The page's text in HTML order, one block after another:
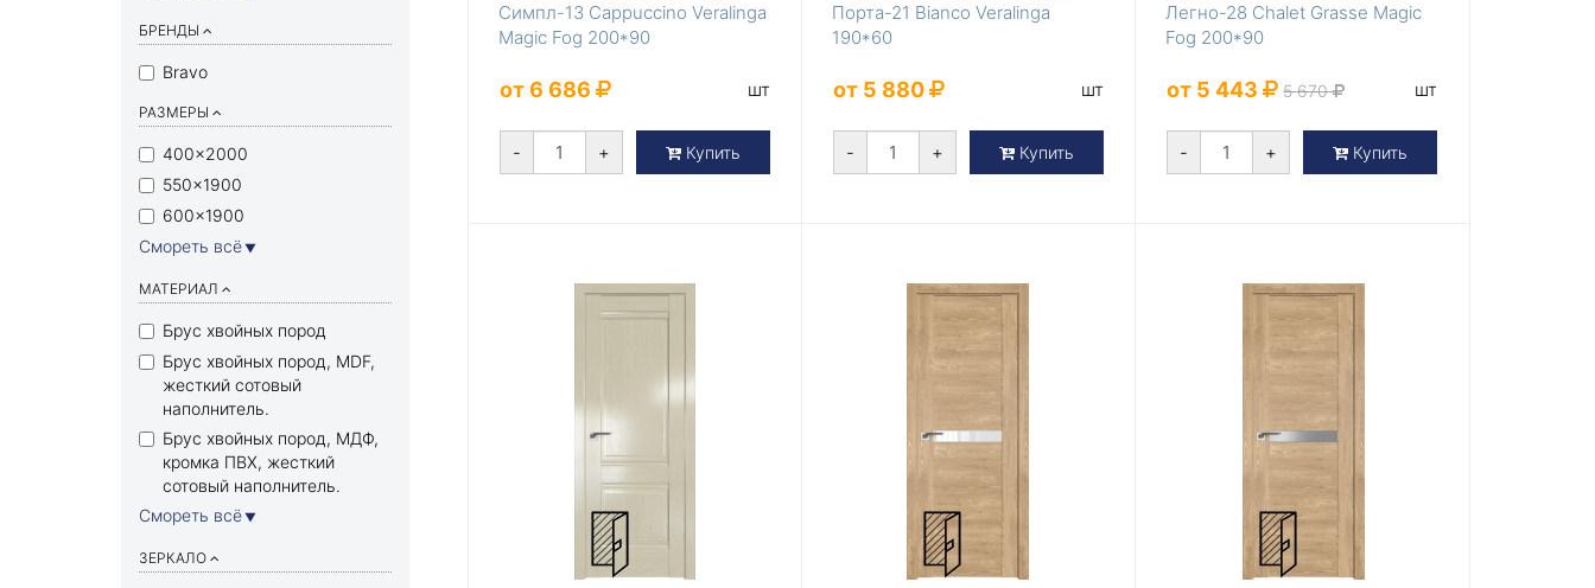
БРЕНДЫ
Bravo
РАЗМЕРЫ
400×2000
550×1900
600×1900
Смореть всё▼
МАТЕРИАЛ
Брус хвойных пород
Брус хвойных пород, MDF,
жесткий сотовый
наполнитель.
Брус хвойных пород, МДФ,
кромка ПВХ, жесткий
сотовый наполнитель.
Смореть всё▼
ЗЕРКАЛО
Симпл-13 Cappuccino Veralinga
Magic Fog 200*90
от 6 686 шт
- + Купить
Порта-21 Bianco Veralinga
190*60
от 5 880 шт
- + Купить
Легно-28 Chalet Grasse Magic
Fog 200*90
от 5 443 5 670 шт
- + Купить